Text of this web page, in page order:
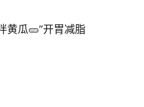
黄瓜🥒”开胃减脂